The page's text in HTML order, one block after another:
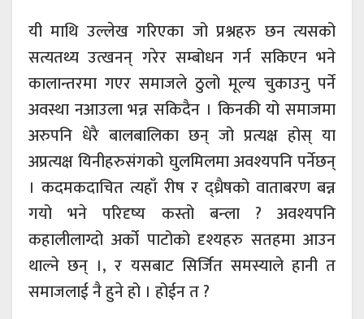
यी माथि उल्लेख गरिएका जो प्रश्नहरु छन त्यसको
सत्यतथ्य उत्खनन् गरेर सम्बोधन गर्न सकिएन भने
कालान्तरमा गएर समाजले ठुलो मूल्य चुकाउनु पर्ने
अवस्था नआउला भन्न सकिदैन । किनकी यो समाजमा
अरुपनि धेरै बालबालिका छन् जो प्रत्यक्ष होस् या
अप्रत्यक्ष यिनीहरुसंगको घुलमिलमा अवश्यपनि पर्नेछन्
। कदमकदाचित त्यहाँ रीष र द्ध्रैषको वाताबरण बन्न
गयो भने परिदृष्य कस्तो बन्ला ? अवश्यपनि
कहालीलाग्दो अर्को पाटोको दृश्यहरु सतहमा आउन
थाल्ने छन् ।, र यसबाट सिर्जित समस्याले हानी त
समाजलाई नै हुने हो । होईन त ?